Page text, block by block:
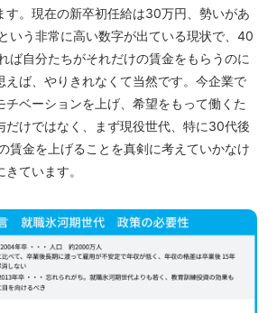
す。現在の新卒初任給は30万円、勢いがあ
いう非常に高い数字が出ている現状で、40
ば自分たちがそれだけの賃金をもらうのに
えば、やりきれなくて当然です。今企業で
チベーションを上げ、希望をもって働くた
だけではなく、まず現役世代、特に30代後
賃金を上げることを真剣に考えていかなけ
ています。